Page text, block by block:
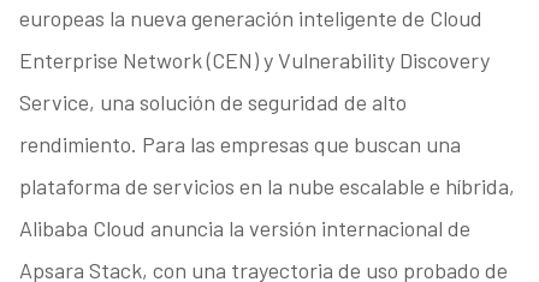
europeas la nueva generación inteligente de Cloud
Enterprise Network (CEN) y Vulnerability Discovery
Service, una solución de seguridad de alto
rendimiento. Para las empresas que buscan una
plataforma de servicios en la nube escalable e híbrida,
Alibaba Cloud anuncia la versión internacional de
Apsara Stack, con una trayectoria de uso probado de